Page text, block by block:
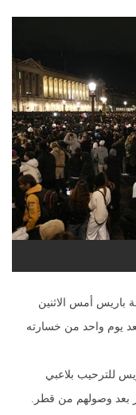
باريس أمس الاثنين
يوم واحد من خسارته
للترحيب بلاعبي
بعد وصولهم من قطر.